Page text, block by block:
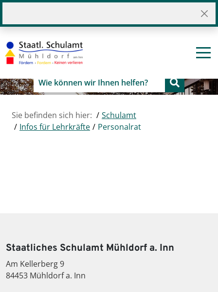
Sie befinden sich hier:
Schulamt
Infos für Lehrkräfte
Personalrat
Staatliches Schulamt Mühldorf a. Inn
Am Kellerberg 9
84453 Mühldorf a. Inn